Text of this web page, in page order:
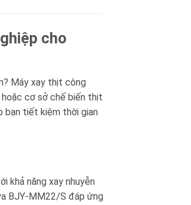
cho
Máy xay thịt công
hoặc cơ sở chế biến thịt
bạn tiết kiệm thời gian
khả năng xay nhuyễn
BJY-MM22/S đáp ứng